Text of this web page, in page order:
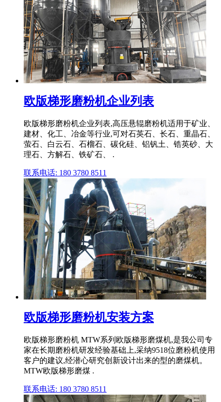
欧版梯形磨粉机企业列表
欧版梯形磨粉机企业列表,高压悬辊磨粉机适用于矿业、
建材、化工、冶金等行业,可对石英石、长石、重晶石、
萤石、白云石、石榴石、碳化硅、铝钒土、锆英砂、大
理石、方解石、铁矿石、 .
联系电话: 180 3780 8511
欧版梯形磨粉机安装方案
欧版梯形磨粉机 MTW系列欧版梯形磨煤机,是我公司专
家在长期磨粉机研发经验基础上,采纳9518位磨粉机使用
客户的建议,经潜心研究创新设计出来的型的磨煤机。
MTW欧版梯形磨煤 .
联系电话: 180 3780 8511